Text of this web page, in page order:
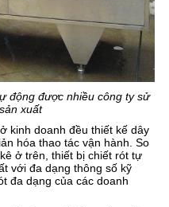
động được nhiều công ty sử
xuất
kinh doanh đều thiết kế dây
hóa thao tác vận hành. So
ở trên, thiết bị chiết rót tự
với đa dạng thông số kỹ
đa dạng của các doanh